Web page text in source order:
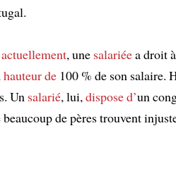
actuellement, une salariéea droit
hauteur de 100 % de son salaire.
Un salarié, lui, dispose d’un
de pères trouvent